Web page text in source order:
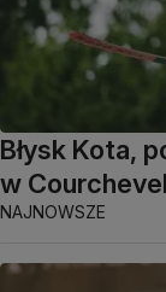
Błysk Kota,
w Courchevel
NAJNOWSZE